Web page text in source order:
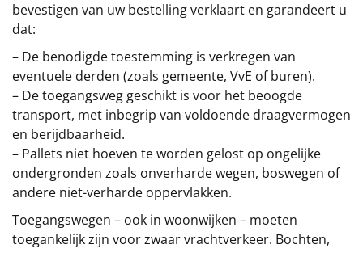
bevestigen van uw bestelling verklaart en garandeert u
dat:
– De benodigde toestemming is verkregen van
eventuele derden (zoals gemeente, VvE of buren).
– De toegangsweg geschikt is voor het beoogde
transport, met inbegrip van voldoende draagvermogen
en berijdbaarheid.
– Pallets niet hoeven te worden gelost op ongelijke
ondergronden zoals onverharde wegen, boswegen of
andere niet-verharde oppervlakken.
Toegangswegen – ook in woonwijken – moeten
toegankelijk zijn voor zwaar vrachtverkeer. Bochten,